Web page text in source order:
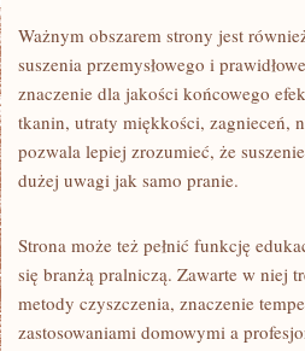
Ważnym obszarem strony jest
suszenia przemysłowego i
znaczenie dla jakości końcowego
tkanin, utraty miękkości, zagnieceń,
pozwala lepiej zrozumieć, że
dużej uwagi jak samo pranie.
Strona może też pełnić funkcję
się branżą pralniczą. Zawarte w niej
metody czyszczenia, znaczenie
zastosowaniami domowymi a